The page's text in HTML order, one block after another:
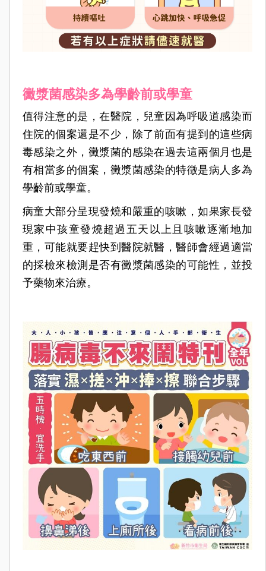
黴漿菌感染多為學齡前或學童
值得注意的是，在醫院，兒童因為呼吸道感染而
住院的個案還是不少，除了前面有提到的這些病
毒感染之外，黴漿菌的感染在過去這兩個月也是
有相當多的個案，黴漿菌感染的特徵是病人多為
學齡前或學童。
病童大部分呈現發燒和嚴重的咳嗽，如果家長發
現家中孩童發燒超過五天以上且咳嗽逐漸地加
重，可能就要趕快到醫院就醫，醫師會經過適當
的採檢來檢測是否有黴漿菌感染的可能性，並投
予藥物來治療。